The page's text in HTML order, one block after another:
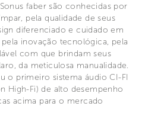
faber são conhecidas por
pela qualidade de seus
diferenciado e cuidado em
inovação tecnológica, pela
com que brindam seus
da meticulosa manualidade.
o primeiro sistema áudio CI-FI
High-Fi) de alto desempenho
acima para o mercado